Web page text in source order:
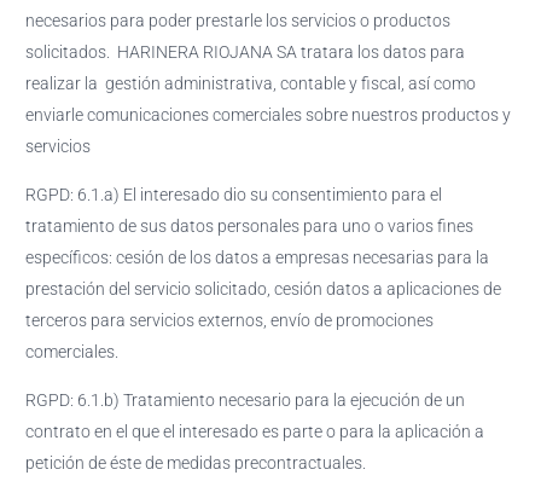
necesarios para poder prestarle los servicios o productos
solicitados. HARINERA RIOJANA SA tratara los datos para
realizar la gestión administrativa, contable y fiscal, así como
enviarle comunicaciones comerciales sobre nuestros productos y
servicios
RGPD: 6.1.a) El interesado dio su consentimiento para el
tratamiento de sus datos personales para uno o varios fines
específicos: cesión de los datos a empresas necesarias para la
prestación del servicio solicitado, cesión datos a aplicaciones de
terceros para servicios externos, envío de promociones
comerciales.
RGPD: 6.1.b) Tratamiento necesario para la ejecución de un
contrato en el que el interesado es parte o para la aplicación a
petición de éste de medidas precontractuales.